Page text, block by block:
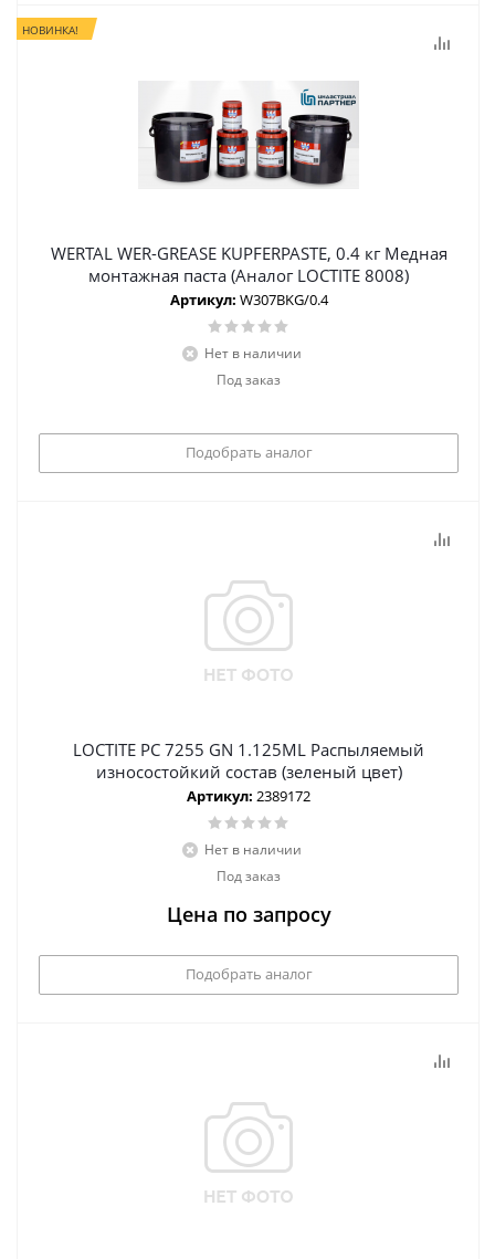
НОВИНКА!
WERTAL WER-GREASE KUPFERPASTE, 0.4 кг Медная
монтажная паста (Аналог LOCTITE 8008)
Артикул: W307BKG/0.4
Нет в наличии
Под заказ
Подобрать аналог
LOCTITE PC 7255 GN 1.125ML Распыляемый
износостойкий состав (зеленый цвет)
Артикул: 2389172
Нет в наличии
Под заказ
Цена по запросу
Подобрать аналог